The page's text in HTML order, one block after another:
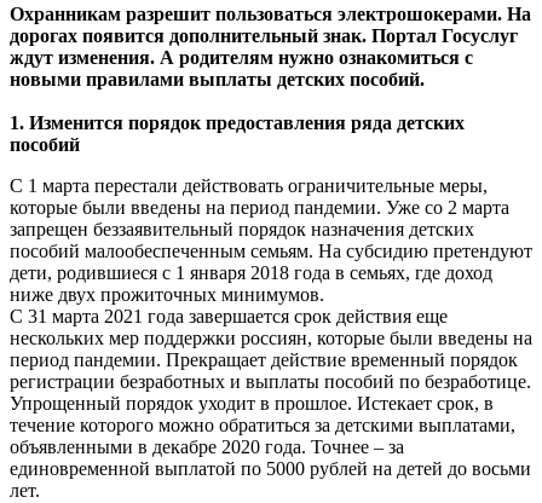
Охранникам разрешит пользоваться электрошокерами. На
дорогах появится дополнительный знак. Портал Госуслуг
ждут изменения. А родителям нужно ознакомиться с
новыми правилами выплаты детских пособий.
1. Изменится порядок предоставления ряда детских
пособий
С 1 марта перестали действовать ограничительные меры,
которые были введены на период пандемии. Уже со 2 марта
запрещен беззаявительный порядок назначения детских
пособий малообеспеченным семьям. На субсидию претендуют
дети, родившиеся с 1 января 2018 года в семьях, где доход
ниже двух прожиточных минимумов.
С 31 марта 2021 года завершается срок действия еще
нескольких мер поддержки россиян, которые были введены на
период пандемии. Прекращает действие временный порядок
регистрации безработных и выплаты пособий по безработице.
Упрощенный порядок уходит в прошлое. Истекает срок, в
течение которого можно обратиться за детскими выплатами,
объявленными в декабре 2020 года. Точнее – за
единовременной выплатой по 5000 рублей на детей до восьми
лет.